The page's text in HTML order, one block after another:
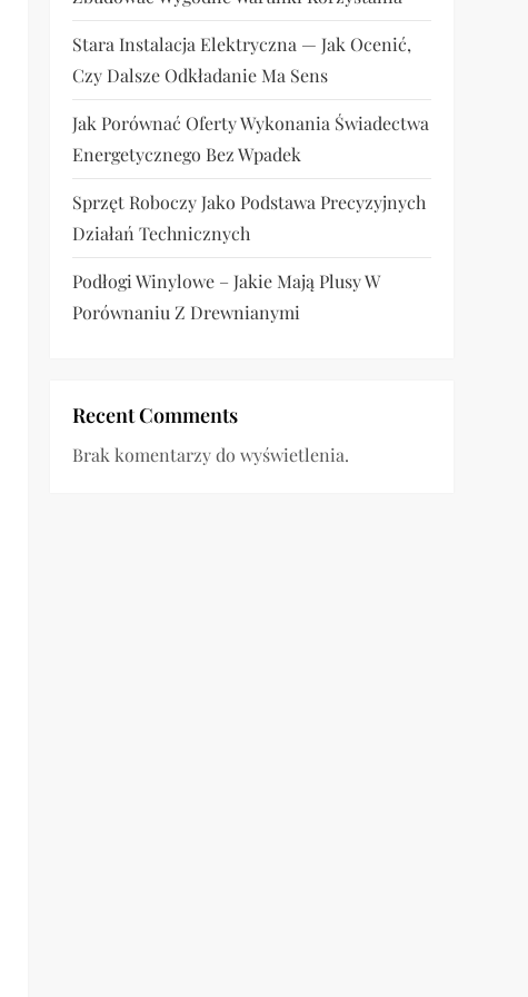
Stara Instalacja Elektryczna — Jak Ocenić,
Czy Dalsze Odkładanie Ma Sens
Jak Porównać Oferty Wykonania Świadectwa
Energetycznego Bez Wpadek
Sprzęt Roboczy Jako Podstawa Precyzyjnych
Działań Technicznych
Podłogi Winylowe – Jakie Mają Plusy W
Porównaniu Z Drewnianymi
Recent Comments
Brak komentarzy do wyświetlenia.